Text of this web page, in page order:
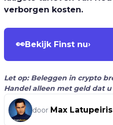
verborgen kosten.
👀Bekijk Finst nu›
Let op: Beleggen in crypto
Handel alleen met geld dat
door Max